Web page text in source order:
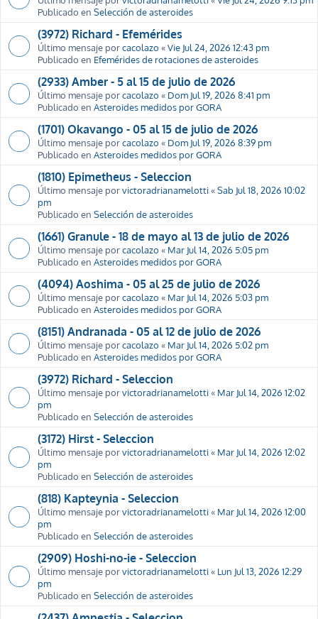
Publicado en Selección de asteroides
(3972) Richard - Efemérides
Último mensaje porcacolazo «Vie Jul 24, 2026 12:43 pm
Publicado en Efemérides de rotaciones de asteroides
(2933) Amber - 5 al 15 de julio de 2026
Último mensaje porcacolazo « Dom Jul 19, 2026 8:41 pm
Publicado en Asteroides medidos por GORA
(1701) Okavango - 05 al 15 de julio de 2026
Último mensaje porcacolazo « Dom Jul 19, 2026 8:39 pm
Publicado en Asteroides medidos por GORA
(1810) Epimetheus - Seleccion
Último mensaje porvictoradrianamelotti«Sab Jul 18, 2026 10:02
pm
Publicado en Selección de asteroides
(1661) Granule - 18 de mayo al 13 de julio de 2026
Último mensaje porcacolazo « Mar Jul 14, 2026 5:05 pm
Publicado en Asteroides medidos por GORA
(4094) Aoshima - 05 al 25 de julio de 2026
Último mensaje porcacolazo « Mar Jul 14, 2026 5:03 pm
Publicado en Asteroides medidos por GORA
(8151) Andranada - 05 al 12 de julio de 2026
Último mensaje porcacolazo « Mar Jul 14, 2026 5:02 pm
Publicado en Asteroides medidos por GORA
(3972) Richard - Seleccion
Último mensaje porvictoradrianamelotti« Mar Jul 14, 2026 12:02
pm
Publicado en Selección de asteroides
(3172) Hirst - Seleccion
Último mensaje porvictoradrianamelotti« Mar Jul 14, 2026 12:02
pm
Publicado en Selección de asteroides
(818) Kapteynia - Seleccion
Último mensaje porvictoradrianamelotti« Mar Jul 14, 2026 12:00
pm
Publicado en Selección de asteroides
(2909) Hoshi-no-ie - Seleccion
Último mensaje porvictoradrianamelotti« Lun Jul 13, 2026 12:29
pm
Publicado en Selección de asteroides